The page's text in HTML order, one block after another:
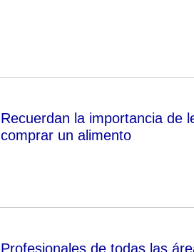
Recuerdan la importancia de
comprar un alimento
Profesionales de todas las